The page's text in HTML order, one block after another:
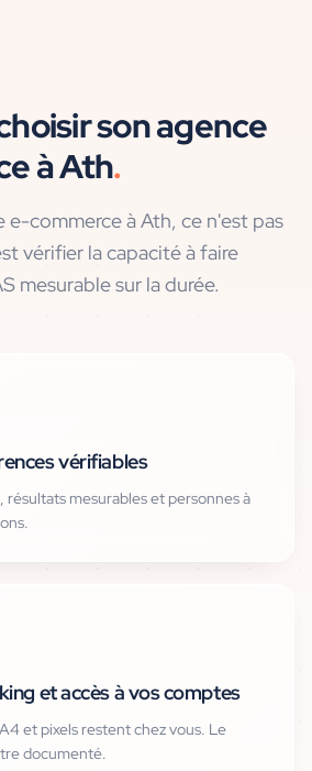
son agence
àAth.
e-commerce à Ath, ce n'est pas
vérifier la capacité à faire
mesurable sur la durée.
vérifiables
résultats mesurables et personnes à
et accès à vos comptes
et pixels restent chez vous. Le
documenté.